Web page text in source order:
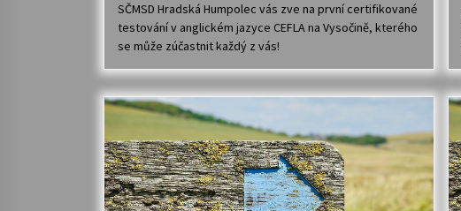
SČMSD Hradská Humpolec vás zve na první certifikované
testování v anglickém jazyce CEFLA na Vysočině, kterého
se může zúčastnit každý z vás!